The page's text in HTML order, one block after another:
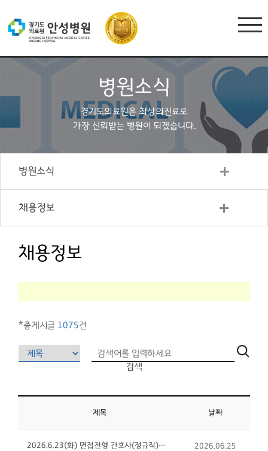
병원소식
경기도의료원은 최상의진료로
가장 신뢰받는 병원이 되겠습니다.
병원소식
채용정보
채용정보
*총게시글 1075건
검색
제목 날짜
2026.6.23(화) 면접전형 간호사(정규직) 최종합격자 안내입니다 2026.06.25